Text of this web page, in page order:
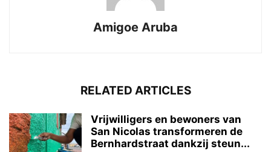
Amigoe Aruba
RELATED ARTICLES
Vrijwilligers en bewoners van
San Nicolas transformeren de
Bernhardstraat dankzij steun...